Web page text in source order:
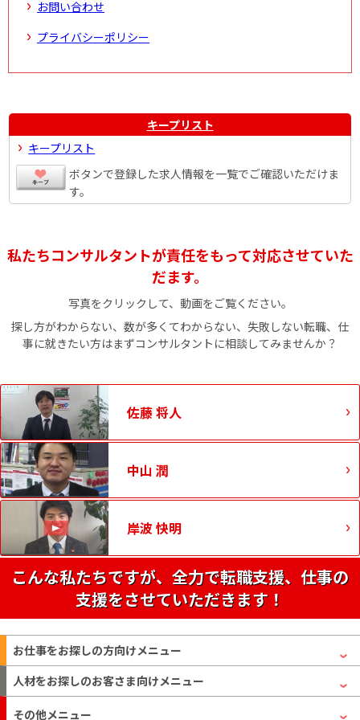
お問い合わせ
プライバシーポリシー
キープリスト
キープリスト
ボタンで登録した求人情報を一覧でご確認いただけま
す。
私たちコンサルタントが責任をもって対応させていた
だます。
写真をクリックして、動画をご覧ください。
探し方がわからない、数が多くてわからない、失敗しない転職、仕
事に就きたい方はまずコンサルタントに相談してみませんか？
佐藤 将人
中山 潤
岸波 快明
こんな私たちですが、全力で転職支援、仕事の
支援をさせていただきます！
お仕事をお探しの方向けメニュー
人材をお探しのお客さま向けメニュー
その他メニュー